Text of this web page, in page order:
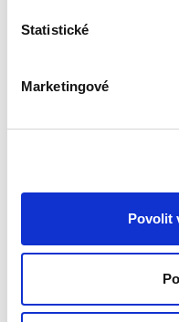
Statistické
Marketingové
Povolit
Publikace Moderní
soutěže. Kniha
rozbor témat, na